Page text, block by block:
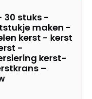
30 stuks -
maken -
kerst - kerst
-
kerst-
–